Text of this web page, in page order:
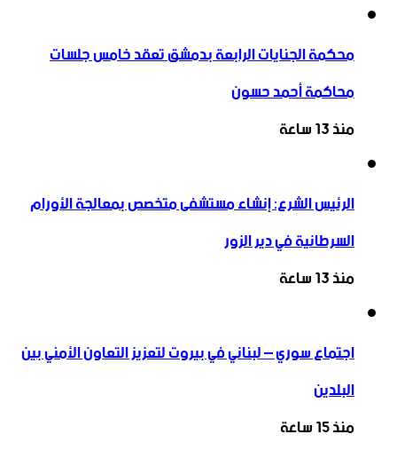
محكمة الجنايات الرابعة بدمشق تعقد خامس جلسات
محاكمة أحمد حسون
منذ 13 ساعة
الرئيس الشرع: إنشاء ‌‏مستشفى متخصص بمعالجة الأورام
السرطانية في دير الزور
منذ 13 ساعة
اجتماع سوري – لبناني في بيروت لتعزيز التعاون ‏الأمني ‏بين
البلدين
منذ 15 ساعة